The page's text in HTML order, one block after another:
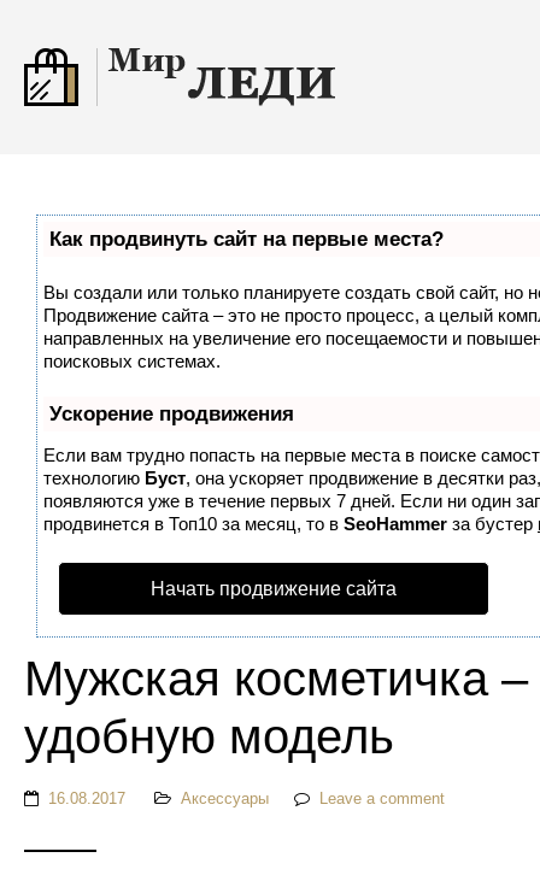
Как продвинуть сайт на первые места?
Вы создали или только планируете создать свой сайт, но
Продвижение сайта – это не просто процесс, а целый
направленных на увеличение его посещаемости и
поисковых системах.
Ускорение продвижения
Если вам трудно попасть на первые места в поиске
технологию Буст, она ускоряет продвижение в десятки
появляются уже в течение первых 7 дней. Если ни один
продвинется в Топ10 за месяц, то в SeoHammer за бустер
Начать продвижение сайта
Мужская косметичка
удобную модель
16.08.2017 Аксессуары Leave a comment